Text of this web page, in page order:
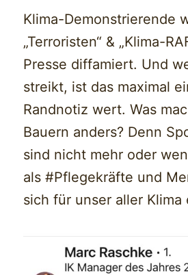
Klima-Demonstrierende
„Terroristen“ & „Klima-
Presse diffamiert. Und
streikt, ist das maximal
Randnotiz wert. Was
Bauern anders? Denn
sind nicht mehr oder
als #Pflegekräfte und
sich für unser aller Klima